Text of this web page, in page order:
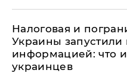
Налоговая и
Украины
информацией: что
украинцев